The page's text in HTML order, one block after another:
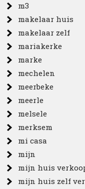
m3
makelaar huis
makelaar zelf
mariakerke
marke
mechelen
meerbeke
meerle
melsele
merksem
mi casa
mijn
mijn huis
mijn huis zelf